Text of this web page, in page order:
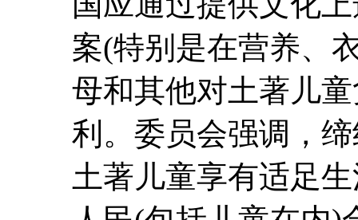
案(特别是在营养、
母和其他对土著儿
利。委员会强调，
土著儿童享有适足